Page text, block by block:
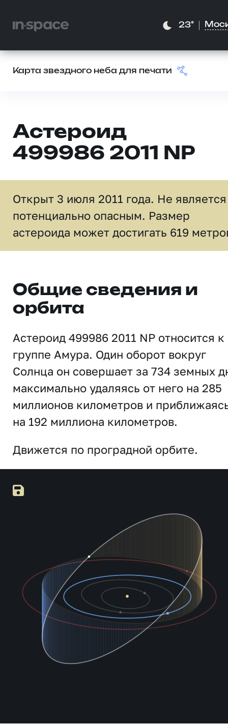
23°
Карта звездного неба для печати
Астероид
499986 2011 NP
Открыт 3 июля 2011 года. Не является
потенциально опасным. Размер
астероида может достигать 619
Общие сведения и
орбита
Астероид 499986 2011 NP относится к
группе Амура. Один оборот вокруг
Солнца он совершает за 734 земных
максимально удаляясь от него на 285
миллионов километров и
на 192 миллиона километров.
Движется по проградной орбите.